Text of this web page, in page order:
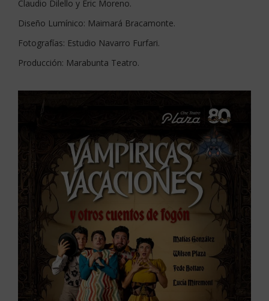
Claudio Dilello y Eric Moreno.
Diseño Lumínico: Maimará Bracamonte.
Fotografías: Estudio Navarro Furfari.
Producción: Marabunta Teatro.